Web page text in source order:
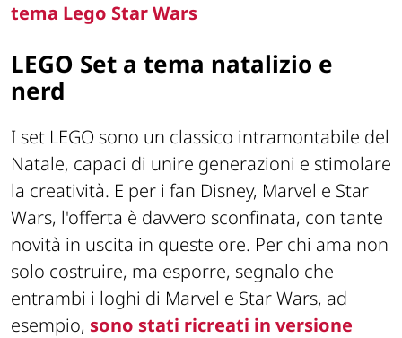
tema Lego Star Wars
LEGO Set a tema natalizio e
nerd
I set LEGO sono un classico intramontabile del
Natale, capaci di unire generazioni e stimolare
la creatività. E per i fan Disney, Marvel e Star
Wars, l'offerta è davvero sconfinata, con tante
novità in uscita in queste ore. Per chi ama non
solo costruire, ma esporre, segnalo che
entrambi i loghi di Marvel e Star Wars, ad
esempio, sono stati ricreati in versione